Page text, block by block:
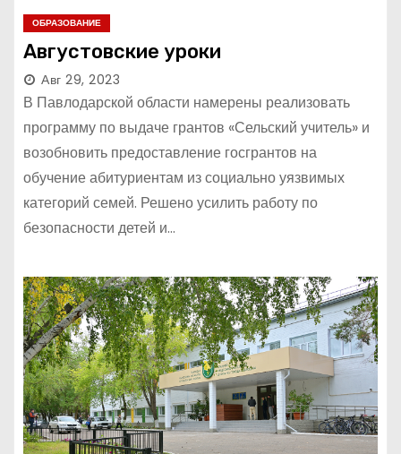
ОБРАЗОВАНИЕ
Августовские уроки
Авг 29, 2023
В Павлодарской области намерены реализовать
программу по выдаче грантов «Сельский учитель» и
возобновить предоставление госгрантов на
обучение абитуриентам из социально уязвимых
категорий семей. Решено усилить работу по
безопасности детей и…